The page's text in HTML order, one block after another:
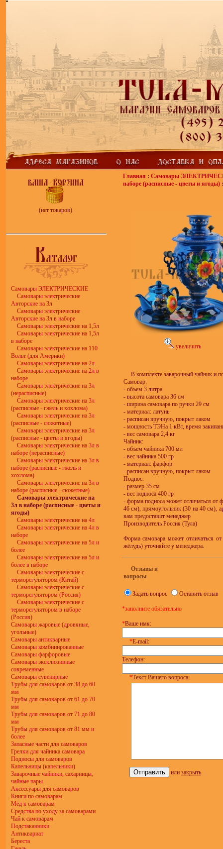
(нет товаров)
Самовары ЭЛЕКТРИЧЕСКИЕ
Самовары электрические
Авторские на 3л
Самовары электрические
Авторские на 3л в наборе
Самовары электрические на 1,5л
Самовары электрические на 1,5л
в наборе
Самовары электрические на 110
Вольт (для Америки)
Самовары электрические на 2л
Самовары электрические на 2л в
наборе
Самовары электрические на 3л
(нерасписные)
Самовары электрические на 3л
(расписные - гжель и хохлома)
Самовары электрические на 3л
(расписные - сюжетные)
Самовары электрические на 3л
(расписные - цветы и ягоды)
Самовары электрические на 3л в
наборе (нерасписные)
Самовары электрические на 3л в
наборе (расписные - гжель и
хохлома)
Самовары электрические на 3л в
наборе (расписные - сюжетные)
Самовары электрические на
3л в наборе (расписные - цветы и
ягоды)
Самовары электрические на 4л
Самовары электрические на 4л в
наборе
Самовары электрические на 5л и
более
Самовары электрические на 5л и
более в наборе
Самовары электрические с
терморегулятором (Китай)
Самовары электрические с
терморегулятором (Россия)
Самовары электрические с
терморегулятором в наборе
(Россия)
Самовары жаровые (дровяные,
угольные)
Самовары антикварные
Самовары комбинированные
Самовары фарфоровые
Самовары эксклюзивные
современные
Самовары сувенирные
Трубы для самоваров от 38 до 60
мм
Трубы для самоваров от 61 до 70
мм
Трубы для самоваров от 71 до 80
мм
Трубы для самоваров от 81 мм и
более
Запасные части для самоваров
Грелки для чайника самовара
Подносы для самоваров
Капельницы (капельники)
Заварочные чайники, сахарницы,
чайные пары
Аксессуары для самоваров
Книги по самоварам
Мёд к самоварам
Средства по уходу за самоварами
Чай к самоварам
Подстаканники
Антиквариат
Береста
Главная : Самовары
наборе (расписные - цветы и ягоды):
увеличить
В комплекте заварочный чайник и
Самовар:
- объем 3 литра
- высота самовара 36 см
- ширина самовара по ручки 29 см
- материал: латунь
- расписан вручную, покрыт лаком
- мощность ТЭНа 1 кВт, время
- вес самовара 2,4 кг
Чайник:
- объем чайника 700 мл
- вес чайника 500 гр
- материал: фарфор
- расписан вручную, покрыт лаком
Поднос:
- размер 35 см
- вес подноса 400 гр
- форма подноса может отличаться
46 см), прямоугольник (30 на 40 см),
вам предоставит менеджер
Производитель Россия (Тула)
Форма самовара может отличаться
жёлудь) уточняйте у менеджера.
Отзывы и
вопросы
Задать вопрос Оставить отзыв
*заполните обязательно
*Ваше имя:
*E-mail:
Телефон:
*Текст Вашего вопроса:
или закрыть